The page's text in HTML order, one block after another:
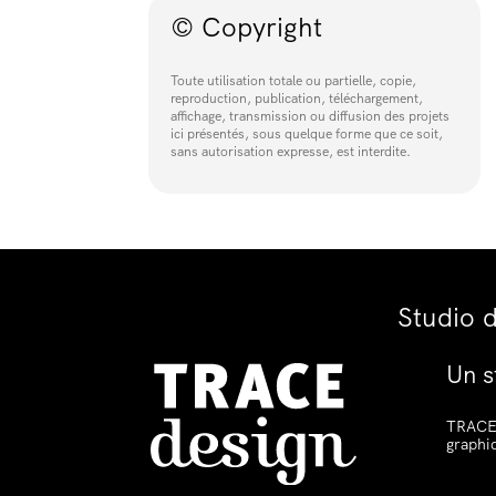
© Copyright
Toute utilisation totale ou partielle, copie,
reproduction, publication, téléchargement,
affichage, transmission ou diffusion des projets
ici présentés, sous quelque forme que ce soit,
sans autorisation expresse, est interdite.
Studio
Un